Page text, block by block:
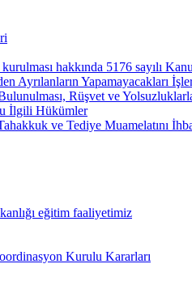
hakkında 5176 sayılı
Ayrılanların Yapamayacakları
Rüşvet ve
İlgili Hükümler
ve Tediye Muamelatını
eğitim faaliyetimiz
Kurulu Kararları